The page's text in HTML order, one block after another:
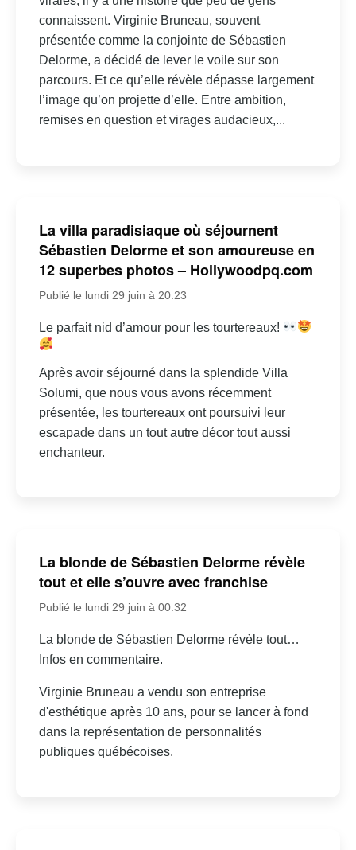
connaissent. Virginie Bruneau, souvent
présentée comme la conjointe de Sébastien
Delorme, a décidé de lever le voile sur son
parcours. Et ce qu’elle révèle dépasse largement
l’image qu’on projette d’elle. Entre ambition,
remises en question et virages audacieux,...
La villa paradisiaque où séjournent
Sébastien Delorme et son amoureuse en
12 superbes photos – Hollywoodpq.com
Publié le lundi 29 juin à 20:23
Le parfait nid d’amour pour les tourtereaux!
Après avoir séjourné dans la splendide Villa
Solumi, que nous vous avons récemment
présentée, les tourtereaux ont poursuivi leur
escapade dans un tout autre décor tout aussi
enchanteur.
La blonde de Sébastien Delorme révèle
tout et elle s’ouvre avec franchise
Publié le lundi 29 juin à 00:32
La blonde de Sébastien Delorme révèle tout…
Infos en commentaire.
Virginie Bruneau a vendu son entreprise
d'esthétique après 10 ans, pour se lancer à fond
dans la représentation de personnalités
publiques québécoises.